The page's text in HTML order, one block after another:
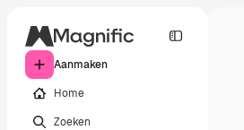
Aanmaken
Home
Zoeken